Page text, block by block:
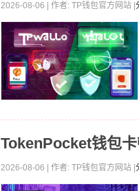
2026-08-06 | 作者: TP钱包官方网站 |
TokenPocket钱包
2026-08-06 | 作者: TP钱包官方网站 |